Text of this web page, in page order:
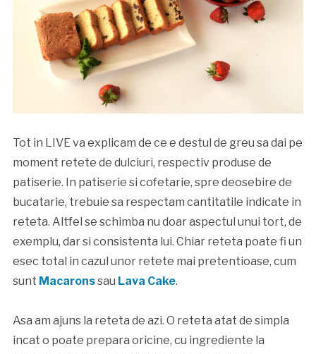
Tot in LIVE va explicam de ce e destul de greu sa dai pe
moment retete de dulciuri, respectiv produse de
patiserie. In patiserie si cofetarie, spre deosebire de
bucatarie, trebuie sa respectam cantitatile indicate in
reteta. Altfel se schimba nu doar aspectul unui tort, de
exemplu, dar si consistenta lui. Chiar reteta poate fi un
esec total in cazul unor retete mai pretentioase, cum
sunt Macaronssau Lava Cake.
Asa am ajuns la reteta de azi. O reteta atat de simpla
incat o poate prepara oricine, cu ingrediente la